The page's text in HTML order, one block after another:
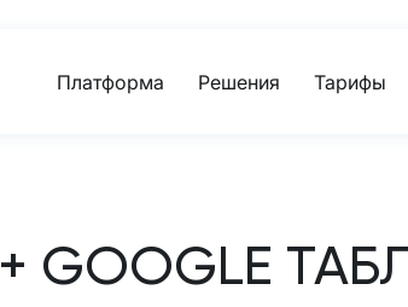
Платформа Решения Тарифы
+ GOOGLE